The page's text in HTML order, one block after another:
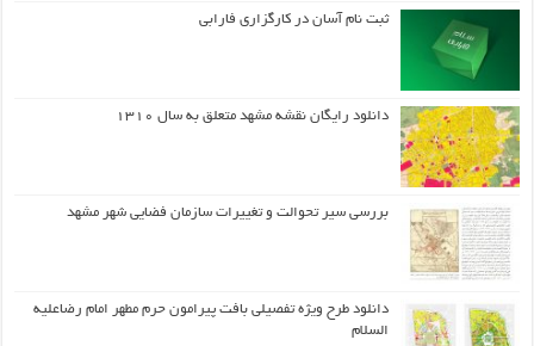
ثبت نام آسان در کارگزاری فارابی
دانلود رایگان نقشه مشهد متعلق به سال ۱۳۱۰
بررسی سیر تحوالت و تغییرات سازمان فضایی شهر مشهد
دانلود طرح ويژه تفصيلي بافت پيرامون حرم مطهر امام رضاعليه
السلام